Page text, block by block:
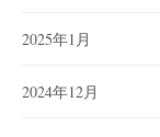
2025年1月
2024年12月